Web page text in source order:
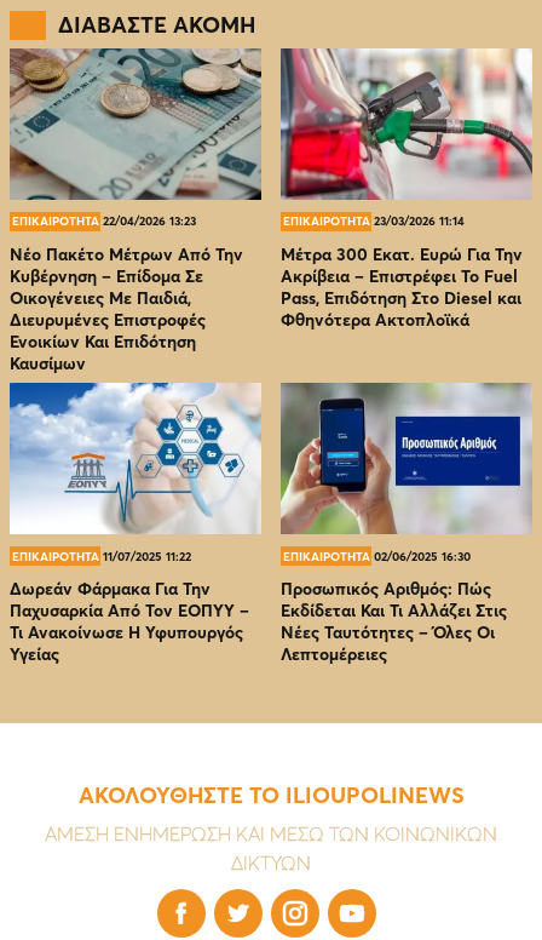
ΔΙΑΒΑΣΤΕ ΑΚΟΜΗ
ΕΠΙΚΑΙΡΟΤΗΤΑ 22/04/2026 13:23
Νέο Πακέτο Μέτρων Από Την
Κυβέρνηση – Επίδομα Σε
Οικογένειες Με Παιδιά,
Διευρυμένες Επιστροφές
Ενοικίων Και Επιδότηση
Καυσίμων
ΕΠΙΚΑΙΡΟΤΗΤΑ 23/03/2026 11:14
Μέτρα 300 Εκατ. Ευρώ Για Την
Ακρίβεια – Επιστρέφει Το Fuel
Pass, Επιδότηση Στο Diesel και
Φθηνότερα Ακτοπλοϊκά
ΕΠΙΚΑΙΡΟΤΗΤΑ 11/07/2025 11:22
Δωρεάν Φάρμακα Για Την
Παχυσαρκία Από Τον EOΠΥΥ –
Τι Ανακοίνωσε Η Υφυπουργός
Υγείας
ΕΠΙΚΑΙΡΟΤΗΤΑ 02/06/2025 16:30
Προσωπικός Αριθμός: Πώς
Εκδίδεται Και Τι Αλλάζει Στις
Νέες Ταυτότητες – Όλες Οι
Λεπτομέρειες
ΑΚΟΛΟΥΘΗΣΤΕ ΤΟ ILIOUPOLINEWS
ΑΜΕΣΗ ΕΝΗΜΕΡΩΣΗ ΚΑΙ ΜΕΣΩ ΤΩΝ ΚΟΙΝΩΝΙΚΩΝ
ΔΙΚΤΥΩΝ
   